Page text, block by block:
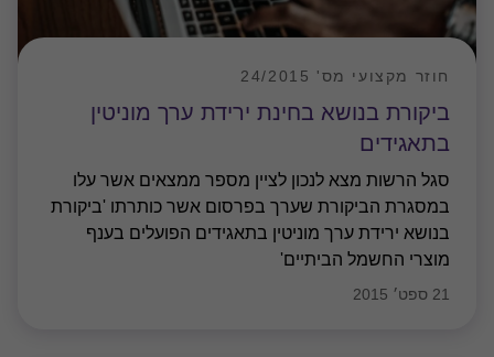
ביקורת בנושא בחינת ירידת ערך מוניטין
בתאגידים
חוזר מקצועי מס' 24/2015
סגל הרשות מצא לנכון לציין מספר ממצאים אשר עלו
במסגרת הביקורת שערך בפרסום אשר כותרתו 'ביקורת
בנושא ירידת ערך מוניטין בתאגידים הפועלים בענף
מוצרי החשמל הביתיים'
21 ספט׳ 2015